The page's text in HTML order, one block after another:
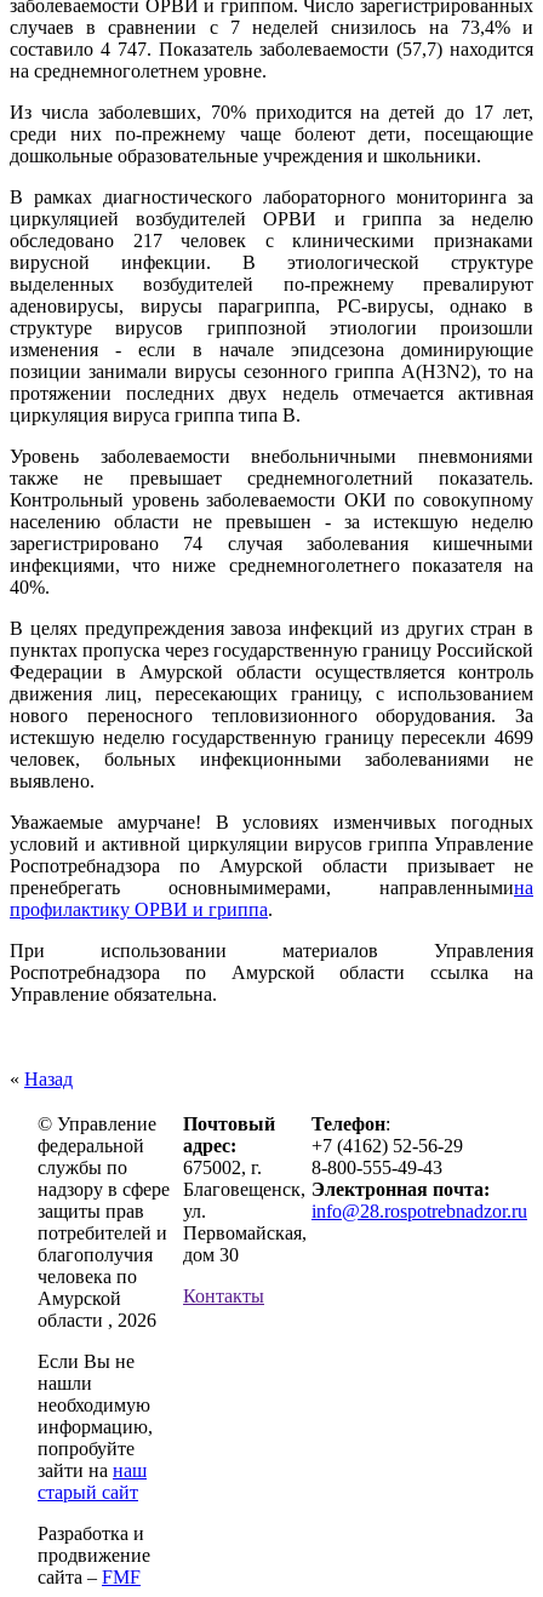
заболеваемости ОРВИ и гриппом. Число зарегистрированных
случаев в сравнении с 7 неделей снизилось на 73,4% и
составило 4 747. Показатель заболеваемости (57,7) находится
на среднемноголетнем уровне.
Из числа заболевших, 70% приходится на детей до 17 лет,
среди них по-прежнему чаще болеют дети, посещающие
дошкольные образовательные учреждения и школьники.
В рамках диагностического лабораторного мониторинга за
циркуляцией возбудителей ОРВИ и гриппа за неделю
обследовано 217 человек с клиническими признаками
вирусной инфекции. В этиологической структуре
выделенных возбудителей по-прежнему превалируют
аденовирусы, вирусы парагриппа, РС-вирусы, однако в
структуре вирусов гриппозной этиологии произошли
изменения - если в начале эпидсезона доминирующие
позиции занимали вирусы сезонного гриппа A(H3N2), то на
протяжении последних двух недель отмечается активная
циркуляция вируса гриппа типа В.
Уровень заболеваемости внебольничными пневмониями
также не превышает среднемноголетний показатель.
Контрольный уровень заболеваемости ОКИ по совокупному
населению области не превышен - за истекшую неделю
зарегистрировано 74 случая заболевания кишечными
инфекциями, что ниже среднемноголетнего показателя на
40%.
В целях предупреждения завоза инфекций из других стран в
пунктах пропуска через государственную границу Российской
Федерации в Амурской области осуществляется контроль
движения лиц, пересекающих границу, с использованием
нового переносного тепловизионного оборудования. За
истекшую неделю государственную границу пересекли 4699
человек, больных инфекционными заболеваниями не
выявлено.
Уважаемые амурчане! В условиях изменчивых погодных
условий и активной циркуляции вирусов гриппа Управление
Роспотребнадзора по Амурской области призывает не
пренебрегать основнымимерами, направленнымина
профилактику ОРВИ и гриппа.
При использовании материалов Управления
Роспотребнадзора по Амурской области ссылка на
Управление обязательна.
« Назад
© Управление
федеральной
службы по
надзору в сфере
защиты прав
потребителей и
благополучия
человека по
Амурской
области , 2026
Если Вы не
нашли
необходимую
информацию,
попробуйте
зайти на наш
старый сайт
Разработка и
продвижение
сайта – FMF
Почтовый
адрес:
675002, г.
Благовещенск,
ул.
Первомайская,
дом 30
Контакты
Телефон:
+7 (4162) 52-56-29
8-800-555-49-43
Электронная почта:
info@28.rospotrebnadzor.ru